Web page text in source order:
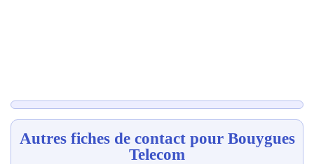
Autres fiches de contact pour Bouygues
Telecom